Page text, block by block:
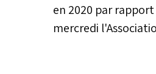
en 2020 par
mercredi